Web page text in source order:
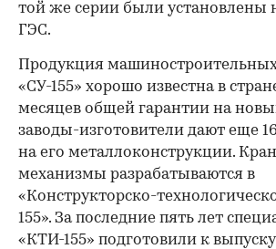
той же серии были установлены
ГЭС.
Продукция
«СУ-155» хорошо известна в
месяцев общей гарантии на
заводы-изготовители дают еще
на его металлоконструкции.
механизмы разрабатываются в
«Конструкторско-
155». За последние пять лет
«КТИ-155» подготовили к